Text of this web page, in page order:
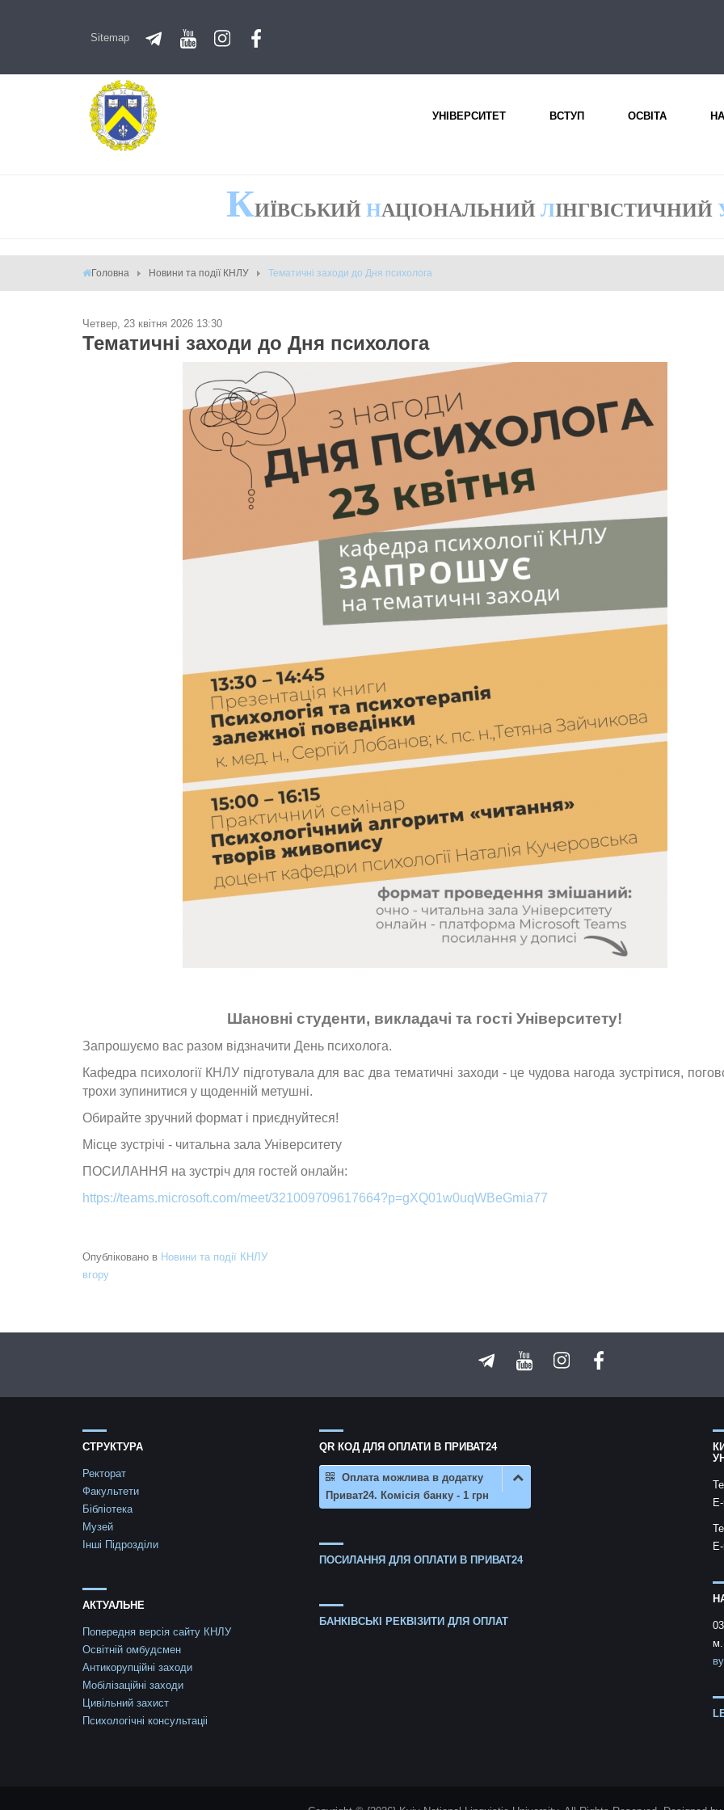
Sitemap
УНІВЕРСИТЕТ ВСТУП ОСВІТА
КИЇВСЬКИЙ НАЦІОНАЛЬНИЙ ЛІНГВІСТИЧНИЙ
Головна Новини та події КНЛУ Тематичні заходи до Дня психолога
Четвер, 23 квітня 2026 13:30
Тематичні заходи до Дня психолога
Шановні студенти, викладачі та гості Університету!
Запрошуємо вас разом відзначити День психолога.
Кафедра психології КНЛУ підготувала для вас два тематичні заходи - це чудова нагода зустрітися,
трохи зупинитися у щоденній метушні.
Обирайте зручний формат і приєднуйтеся!
Місце зустрічі - читальна зала Університету
ПОСИЛАННЯ на зустріч для гостей онлайн:
https://teams.microsoft.com/meet/321009709617664?p=gXQ01w0uqWBeGmia77
Опубліковано в Новини та події КНЛУ
вгору
СТРУКТУРА
Ректорат
Факультети
Бібліотека
Музей
Інші Підрозділи
АКТУАЛЬНЕ
Попередня версія сайту КНЛУ
Освітній омбудсмен
Антикорупційні заходи
Мобілізаційні заходи
Цивільний захист
Психологічні консультаціі
QR КОД ДЛЯ ОПЛАТИ В ПРИВАТ24
Оплата можлива в додатку
Приват24. Комісія банку - 1 грн
ПОСИЛАННЯ ДЛЯ ОПЛАТИ В ПРИВАТ24
БАНКІВСЬКІ РЕКВІЗИТИ ДЛЯ ОПЛАТ
м.